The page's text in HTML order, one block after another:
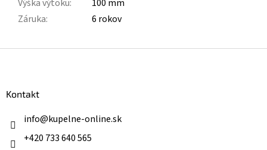
Výška výtoku:
100 mm
Záruka: 6 rokov
Kontakt
info@kupelne-online.sk
+420 733 640 565